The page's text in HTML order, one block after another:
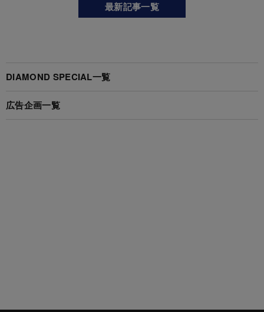
最新記事一覧
DIAMOND SPECIAL一覧
広告企画一覧